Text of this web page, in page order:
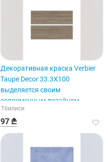
Декоративная краска Verbier
Taupe Decor 33.3X100
выделяется своим
современным дизайном.
Тбилиси
97 ₾